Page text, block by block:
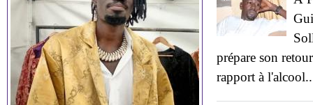
prépare son
rapport à